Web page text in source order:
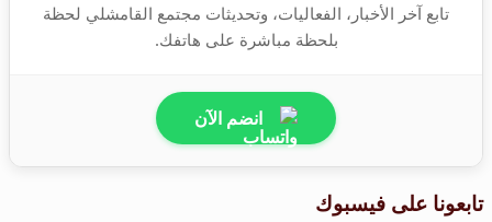
تابع آخر الأخبار، الفعاليات، وتحديثات مجتمع القامشلي لحظة
بلحظة مباشرة على هاتفك.
انضم الآن
تابعونا على فيسبوك